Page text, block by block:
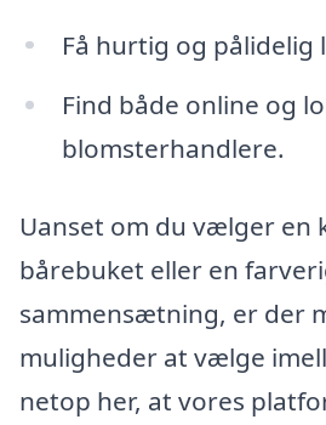
Få hurtig og pålidelig
Find både online og
blomsterhandlere.
Uanset om du vælger en
bårebuket eller en
sammensætning, er der
muligheder at vælge
netop her, at vores